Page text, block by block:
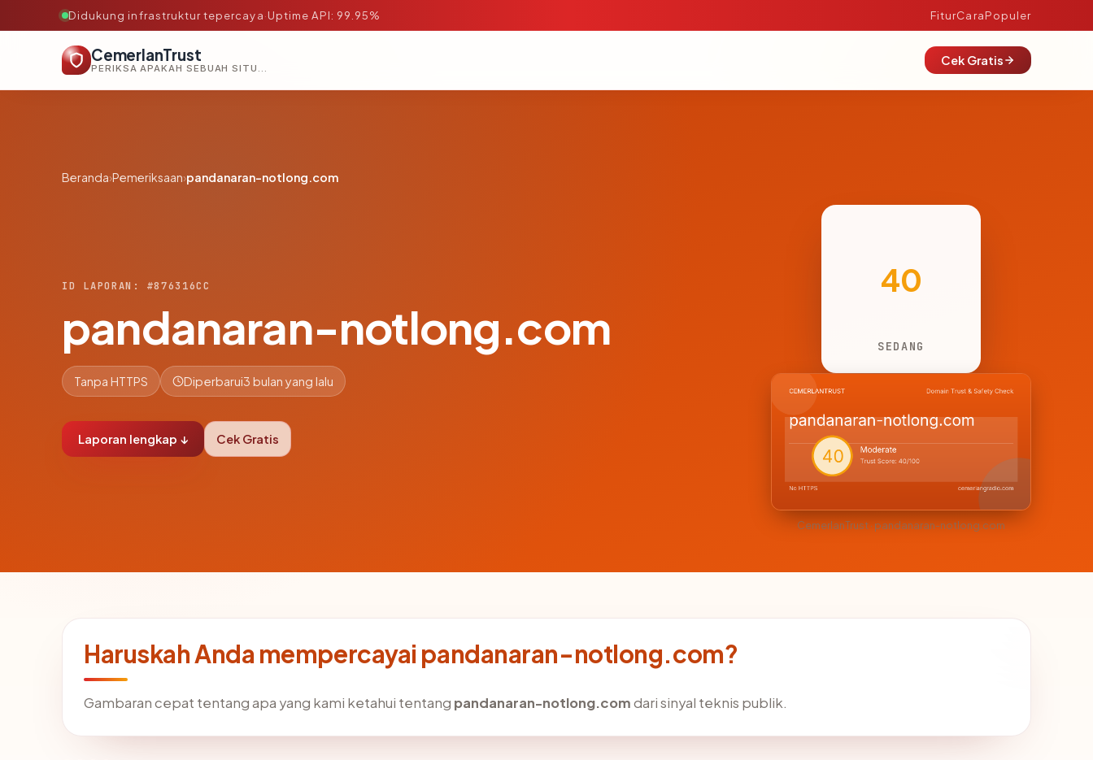
Didukung infrastruktur tepercaya·Uptime API: 99.95% FiturCaraPopuler
CemerlanTrust
PERIKSA APAKAH SEBUAH SITUS AMAN, TEPERCAYA, DAN TERVERIFIKASI DALAM HITUNGAN DETIK.
Cek Gratis
Beranda›Pemeriksaan›pandanaran-notlong.com
ID LAPORAN: #876316CC
pandanaran-notlong.com
Tanpa HTTPS Diperbarui3 bulan yang lalu
Laporan lengkap ↓ Cek Gratis
40
SEDANG
CemerlanTrust · pandanaran-notlong.com
Haruskah Anda mempercayai pandanaran-notlong.com?
Gambaran cepat tentang apa yang kami ketahui tentang pandanaran-notlong.comdari sinyal teknis publik.